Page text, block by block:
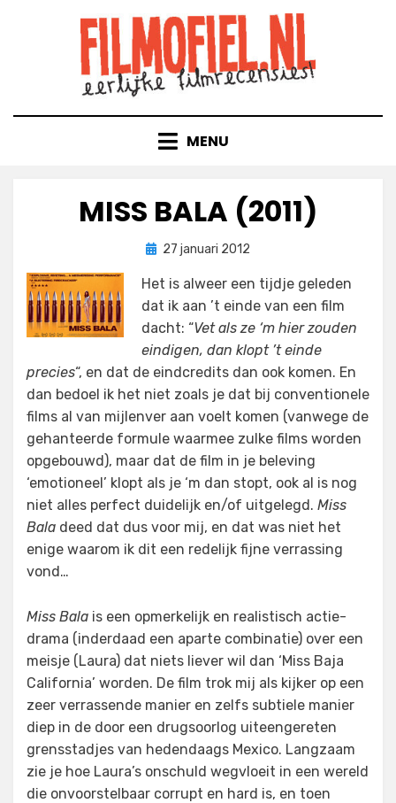
MENU
MISS BALA (2011)
doorFilmofiel.nl
Geplaatst
27 januari 2012
Het is alweer een tijdje geleden
dat ik aan ’t einde van een film
dacht: “Vet als ze ‘m hier zouden
eindigen, dan klopt ’t einde
precies“, en dat de eindcredits dan ook komen. En
dan bedoel ik het niet zoals je dat bij conventionele
films al van mijlenver aan voelt komen (vanwege de
gehanteerde formule waarmee zulke films worden
opgebouwd), maar dat de film in je beleving
‘emotioneel’ klopt als je ‘m dan stopt, ook al is nog
niet alles perfect duidelijk en/of uitgelegd. Miss
Bala deed dat dus voor mij, en dat was niet het
enige waarom ik dit een redelijk fijne verrassing
vond…
Miss Bala is een opmerkelijk en realistisch actie-
drama (inderdaad een aparte combinatie) over een
meisje (Laura) dat niets liever wil dan ‘Miss Baja
California’ worden. De film trok mij als kijker op een
zeer verrassende manier en zelfs subtiele manier
diep in de door een drugsoorlog uiteengereten
grensstadjes van hedendaags Mexico. Langzaam
zie je hoe Laura’s onschuld wegvloeit in een wereld
die onvoorstelbaar corrupt en hard is, en toen